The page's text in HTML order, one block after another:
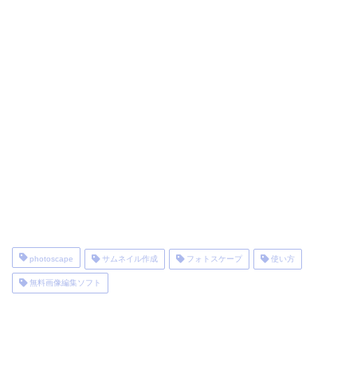
photoscape サムネイル作成 フォトスケープ 使い方
無料画像編集ソフト